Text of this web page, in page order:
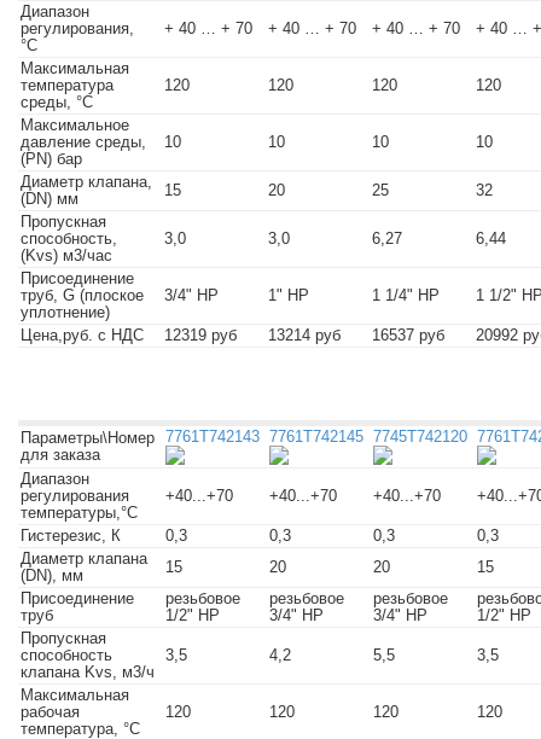
Диапазон
регулирования,
°C
+ 40 … + 70 + 40 … + 70 + 40 … + 70 + 40 …
Максимальная
температура
среды, °C
120 120 120 120
Максимальное
давление среды,
(PN) бар
10 10 10 10
Диаметр клапана,
(DN) мм
15 20 25
32
Пропускная
способность,
(Kvs) м3/час
3,0 3,0 6,27 6,44
Присоединение
труб, G (плоское
уплотнение)
3/4" НР 1" НР 1 1/4" НР 1 1/2"
Цена,руб. с НДС 12319 руб 13214 руб 16537 руб 20992
Параметры\Номер
для заказа
7761T742143 7761T742145 7745T742120
Диапазон
регулирования
температуры,°С
+40...+70 +40...+70 +40...+70
Гистерезис, К 0,3 0,3 0,3
0,3
Диаметр клапана
(DN), мм
15 20 20
15
Присоединение
труб
резьбовое
1/2" НР
резьбовое
3/4" НР
резьбовое
3/4" НР
1/2" НР
Пропускная
способность
клапана Kvs, м3/ч
3,5 4,2 5,5 3,5
Максимальная
рабочая
температура, °C
120 120 120 120